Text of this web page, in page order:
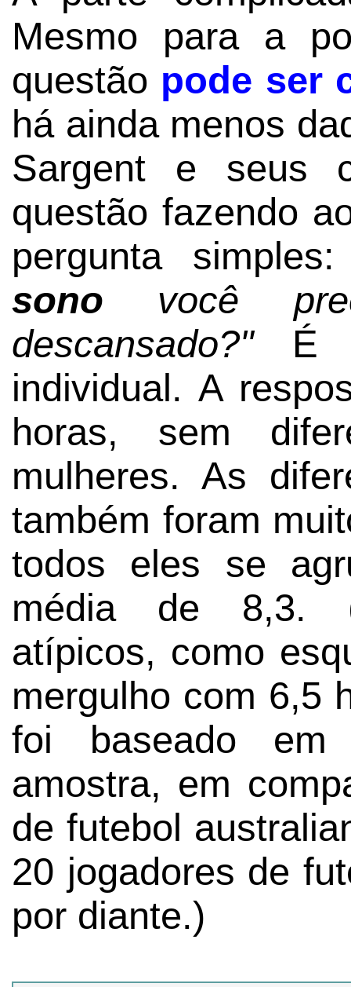
Mesmo para a
questão pode ser
há ainda menos
Sargent e seus
questão fazendo
pergunta
sono você
descansado?"É
individual. A
horas, sem
mulheres. As
também foram
todos eles se
média de 8,3.
atípicos, como
mergulho com 6,5
foi baseado
amostra, em
de futebol
20 jogadores de
por diante.)